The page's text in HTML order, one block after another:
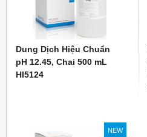
Dung Dịch Hiệu Chuẩn
pH 12.45, Chai 500 mL
HI5124
NEW